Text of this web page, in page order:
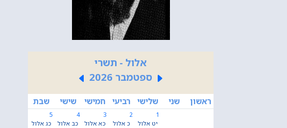
אלול - תשרי
ספטמבר 2026
ראשון שני שלישי רביעי חמישי שישי שבת
1
יט אלול
2
כ אלול
3
כא אלול
4
כב אלול
5
כג אלול